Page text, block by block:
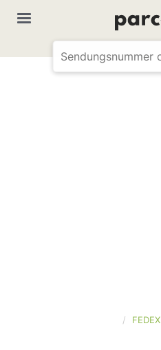
FEDEX